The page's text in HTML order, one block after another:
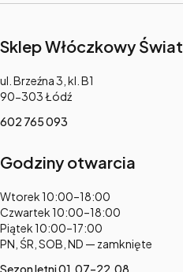
Sklep Włóczkowy Świat
Adres:
ul. Brzeźna 3, kl. B1
90-303 Łódź
602 765 093
Godziny otwarcia
Adres:
Wtorek 10:00–18:00
Czwartek 10:00–18:00
Piątek 10:00–17:00
PN, ŚR, SOB, ND — zamknięte
Sezon letni 01.07–22.08